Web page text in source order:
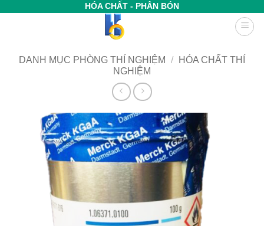
HÓA CHẤT - PHÂN BÓN
DANH MỤC PHÒNG THÍ NGHIỆM /
HÓA CHẤT THÍ
NGHIỆM